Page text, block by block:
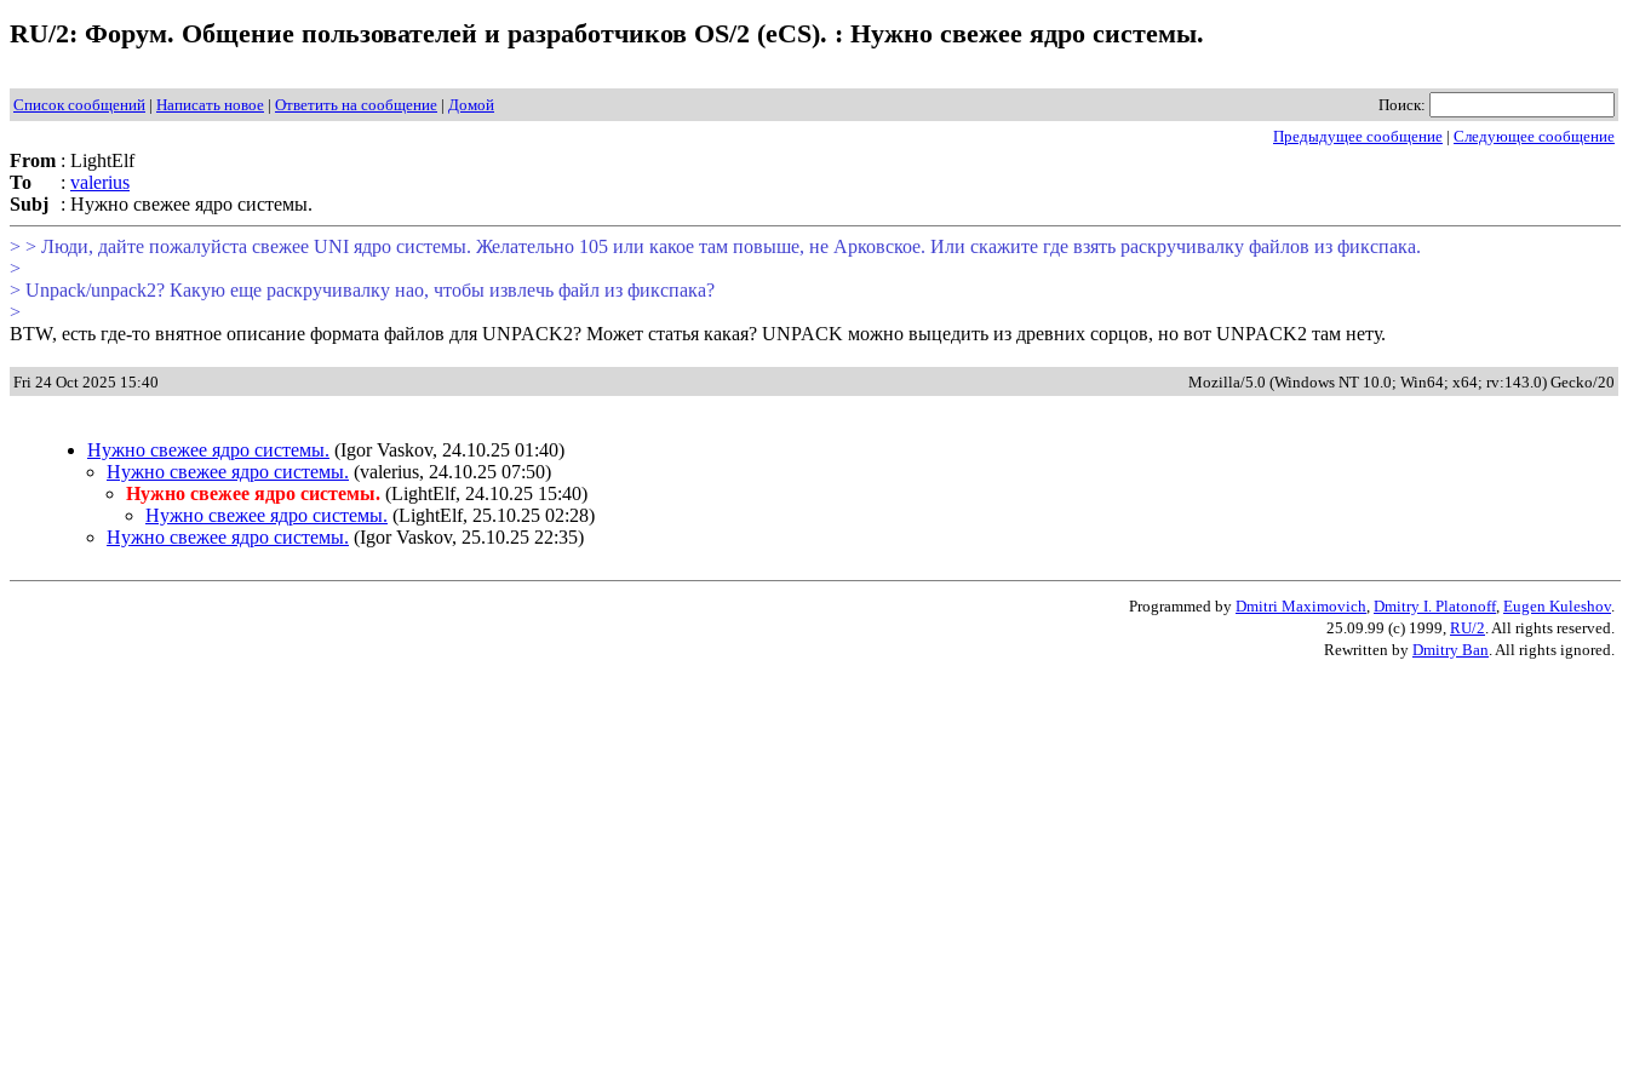
RU/2: Форум. Общение пользователей и разработчиков OS/2 (eCS). : Нужно свежее ядро системы.
Список сообщений | Написать новое | Ответить на сообщение | Домой
Поиск:
Предыдущее сообщение | Следующее сообщение
From : LightElf
To
: valerius
Subj
: Нужно свежее ядро системы.
> > Люди, дайте пожалуйста свежее UNI ядро системы. Желательно 105 или какое там повыше, не Арковское. Или скажите где взять раскручивалку файлов из фикспака.
>
> Unpack/unpack2? Какую еще раскручивалку нао, чтобы извлечь файл из фикспака?
>
BTW, есть где-то внятное описание формата файлов для UNPACK2? Может статья какая? UNPACK можно выцедить из древних сорцов, но вот UNPACK2 там нету.
Fri 24 Oct 2025 15:40 Mozilla/5.0 (Windows NT 10.0; Win64; x64; rv:143.0) Gecko/20
Нужно свежее ядро системы. (Igor Vaskov, 24.10.25 01:40)
Нужно свежее ядро системы. (valerius, 24.10.25 07:50)
Нужно свежее ядро системы. (LightElf, 24.10.25 15:40)
Нужно свежее ядро системы. (LightElf, 25.10.25 02:28)
Нужно свежее ядро системы. (Igor Vaskov, 25.10.25 22:35)
Programmed by Dmitri Maximovich, Dmitry I. Platonoff, Eugen Kuleshov.
25.09.99 (c) 1999, RU/2. All rights reserved.
Rewritten by Dmitry Ban. All rights ignored.